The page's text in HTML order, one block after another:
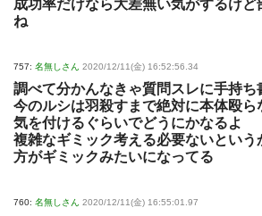
成功率だけなら大差無い気がするけ
ね
757: 名無しさん 2020/12/11(金) 16:52:56.34
調べて分かんなきゃ質問スレに手持ち
今のルシは羽殺すまで絶対に本体殴ら
気を付けるぐらいでどうにかなるよ
複雑なギミック考える必要ないという
方がギミックみたいになってる
760: 名無しさん 2020/12/11(金) 16:55:01.97